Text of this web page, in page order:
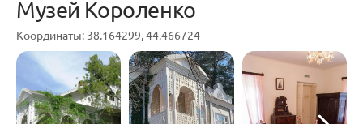
Музей Короленко
Координаты: 38.164299, 44.466724